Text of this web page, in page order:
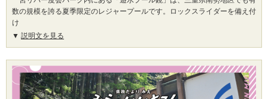
数の規模を誇る夏季限定のレジャープールです。ロックスライダーを備え付
け
説明文を見る